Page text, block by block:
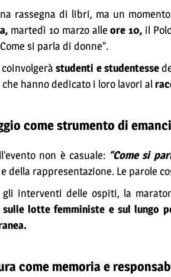
rassegna di libri, ma un
martedì 10 marzo alleore 10, il
si parla di donne”.
coinvolgeràstudenti e studentesse
hanno dedicato i loro lavori al
come strumento di
non è casuale: “Come si
della rappresentazione. Le parole
gli interventi delle ospiti, la
sulle lotte femministe e sul lungo
come memoria e